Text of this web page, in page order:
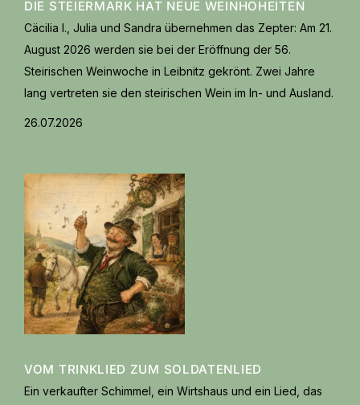
DIE STEIERMARK HAT NEUE WEINHOHEITEN
Cäcilia I., Julia und Sandra übernehmen das Zepter: Am 21.
August 2026 werden sie bei der Eröffnung der 56.
Steirischen Weinwoche in Leibnitz gekrönt. Zwei Jahre
lang vertreten sie den steirischen Wein im In- und Ausland.
26.07.2026
VOM TRINKLIED ZUM SOLDATENLIED
Ein verkaufter Schimmel, ein Wirtshaus und ein Lied, das